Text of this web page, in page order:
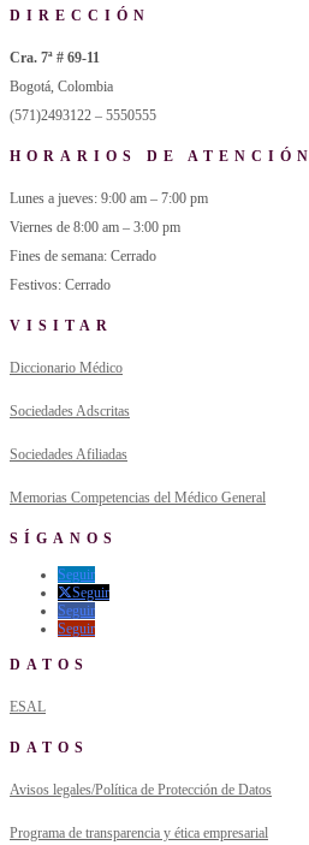
DIRECCIÓN
Cra. 7ª # 69-11
Bogotá, Colombia
(571)2493122 – 5550555
HORARIOS DE ATENCIÓN
Lunes a jueves: 9:00 am – 7:00 pm
Viernes de 8:00 am – 3:00 pm
Fines de semana: Cerrado
Festivos: Cerrado
VISITAR
Diccionario Médico
Sociedades Adscritas
Sociedades Afiliadas
Memorias Competencias del Médico General
SÍGANOS
Seguir
Seguir
Seguir
Seguir
DATOS
ESAL
DATOS
Avisos legales/Política de Protección de Datos
Programa de transparencia y ética empresarial